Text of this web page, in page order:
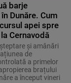
barje
Dunăre. Cum
apei spre
Cernavodă
și amânări
de
a primelor
brațului
a început vineri